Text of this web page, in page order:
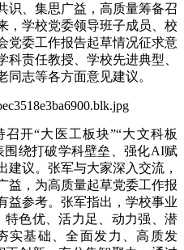
识、集思广益，高质量筹备召
，学校党委领导班子成员、校
党委工作报告起草情况征求意
科责任教授、学校先进典型、
志等各方面意见建议。
开“大医工板块”“大文科板
围绕打破学科壁垒、强化AI赋
议。张军与大家深入交流，
益，为高质量起草党委工作报
益参考。张军指出，学校事业
特色优、活力足、动力强、潜
实基础、全面发力、高质发